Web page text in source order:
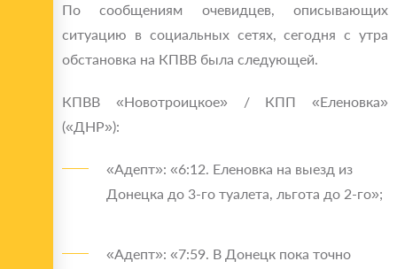
По сообщениям очевидцев, описывающих
ситуацию в социальных сетях, сегодня с утра
обстановка на КПВВ была следующей.
КПВВ «Новотроицкое» / КПП «Еленовка»
(«ДНР»):
«Адепт»: «6:12. Еленовка на выезд из
Донецка до 3-го туалета, льгота до 2-го»;
«Адепт»: «7:59. В Донецк пока точно